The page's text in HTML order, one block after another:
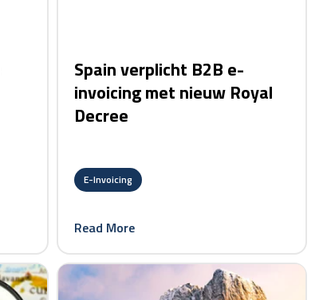
Spain verplicht B2B e-
invoicing met nieuw Royal
Decree
E-Invoicing
Read More
card link